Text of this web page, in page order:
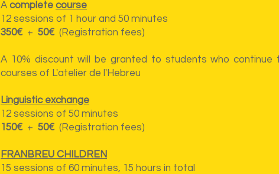
A complete course
12 sessions of 1 hour and 50 minutes
350€ + 50€ (Registration fees)
A 10% discount will be granted to students who continue
courses of L'atelier de l'Hebreu
Linguistic exchange
12 sessions of 50 minutes
150€ + 50€ (Registration fees)
FRANBREU CHILDREN
15 sessions of 60 minutes, 15 hours in total